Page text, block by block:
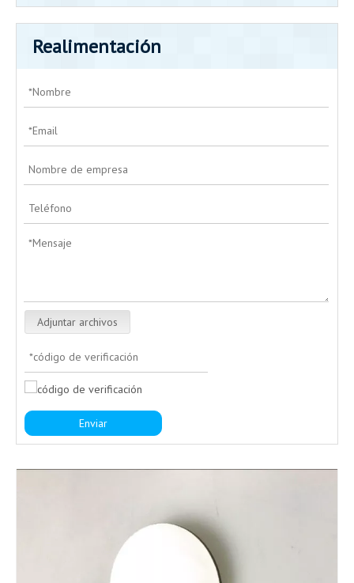
Realimentación
Adjuntar archivos
Enviar